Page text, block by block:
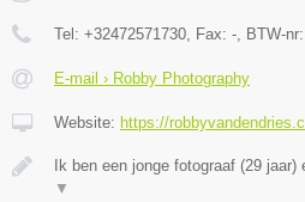
Tel: +32472571730 , Fax: - , BTW-nr:
E-mail › Robby Photography
Website: https://
Ik ben een jonge fotograaf (29 jaar)
▼